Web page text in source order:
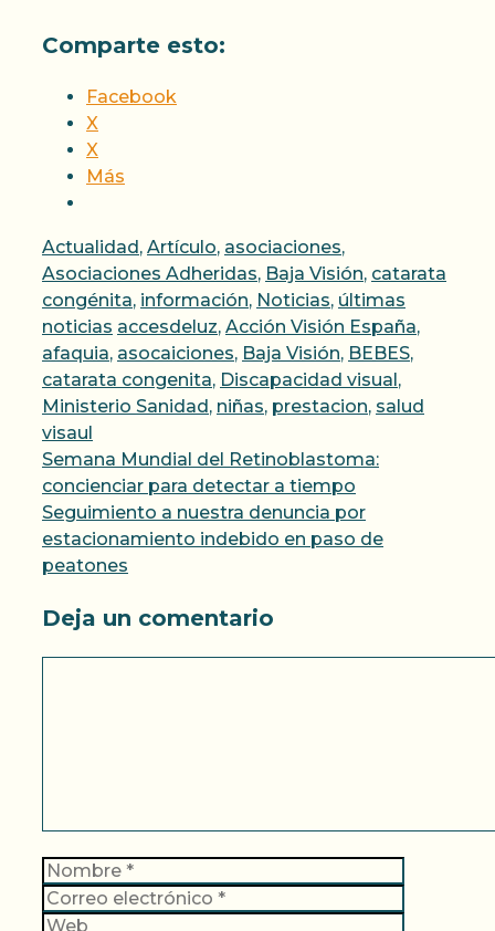
Comparte esto:
Facebook
X
X
Más
Categorías
Actualidad, Artículo, asociaciones,
Asociaciones Adheridas, Baja Visión, catarata
congénita, información, Noticias, últimas
noticias Etiquetas
accesdeluz, Acción Visión España,
afaquia, asocaiciones, Baja Visión, BEBES,
catarata congenita, Discapacidad visual,
Ministerio Sanidad, niñas, prestacion, salud
visaul
Semana Mundial del Retinoblastoma:
concienciar para detectar a tiempo
Seguimiento a nuestra denuncia por
estacionamiento indebido en paso de
peatones
Deja un comentario
Nombre